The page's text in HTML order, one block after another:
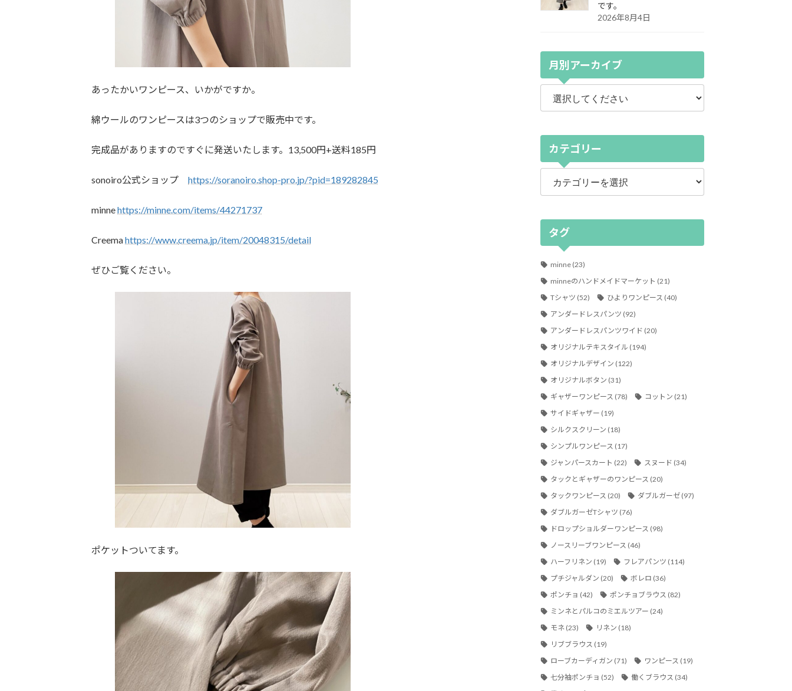
あったかいワンピース、いかがですか。
綿ウールのワンピースは3つのショップで販売中です。
完成品がありますのですぐに発送いたします。13,500円+送料185円
sonoiro公式ショップhttps://soranoiro.shop-pro.jp/?pid=189282845
minnehttps://minne.com/items/44271737
Creemahttps://www.creema .jp/item/20048315/detail
ぜひご覧ください。
ポケットついてます。
です。
2026年8月4日
月別アーカイブ
カテゴリー
カ
ゴ
タグ
minne(23)
minneのハンドメイドマーケット (21)
Tシャツ (52) ひよりワンピース (40)
アンダードレスパンツ (92)
アンダードレスパンツワイド (20)
オリジナルテキスタイル (194)
オリジナルデザイン (122)
オリジナルボタン (31)
ギャザーワンピース (78) コットン (21)
サイドギャザー (19)
シルクスクリーン (18)
シンプルワンピース (17)
ジャンパースカート (22) スヌード (34)
タックとギャザーのワンピース (20)
タックワンピース (20) ダブルガーゼ (97)
ダブルガーゼTシャツ (76)
ドロップショルダーワンピース (98)
ノースリーブワンピース (46)
ハーフリネン (19) フレアパンツ (114)
プチジャルダン (20) ボレロ (36)
ポンチョ (42) ポンチョブラウス (82)
ミンネとパルコのミエルツアー (24)
モネ(23) リネン (18)
リブブラウス (19)
ローブカーディガン (71) ワンピース (19)
七分袖ポンチョ (52) 働くブラウス (34)